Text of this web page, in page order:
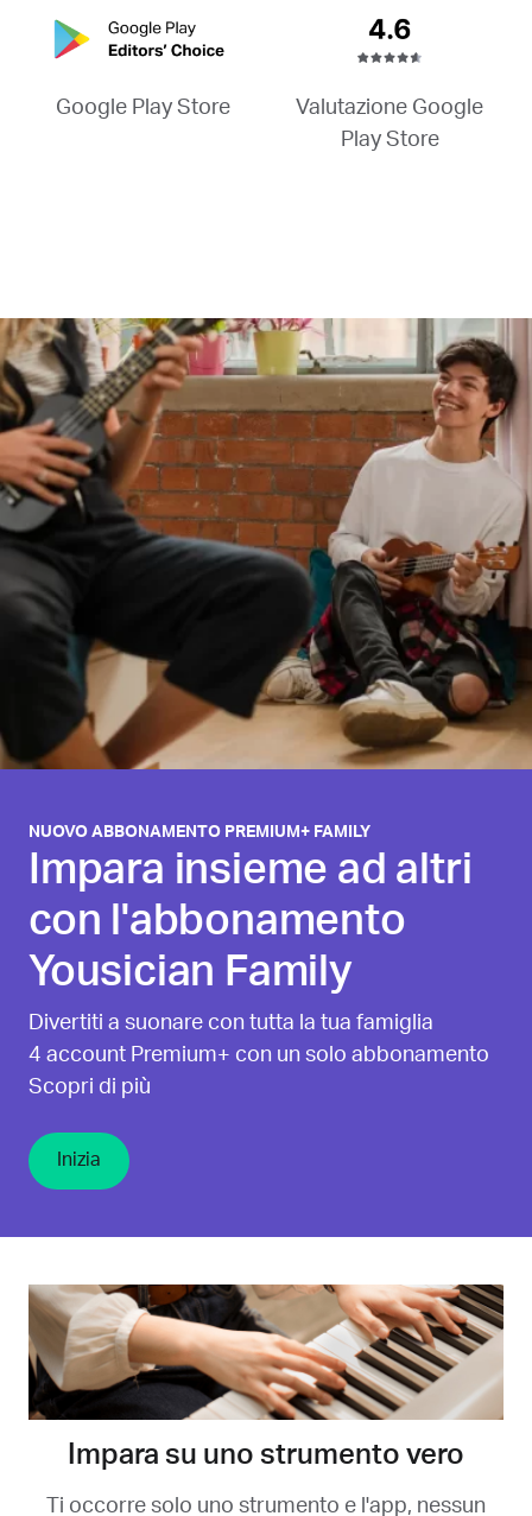
Google Play Store
Valutazione Google
Play Store
NUOVO ABBONAMENTO PREMIUM+ FAMILY
Impara insieme ad altri
con l'abbonamento
Yousician Family
Divertiti a suonare con tutta la tua famiglia
4 account Premium+ con un solo abbonamento
Scopri di più
Inizia
Impara su uno strumento vero
Ti occorre solo uno strumento e l'app, nessun